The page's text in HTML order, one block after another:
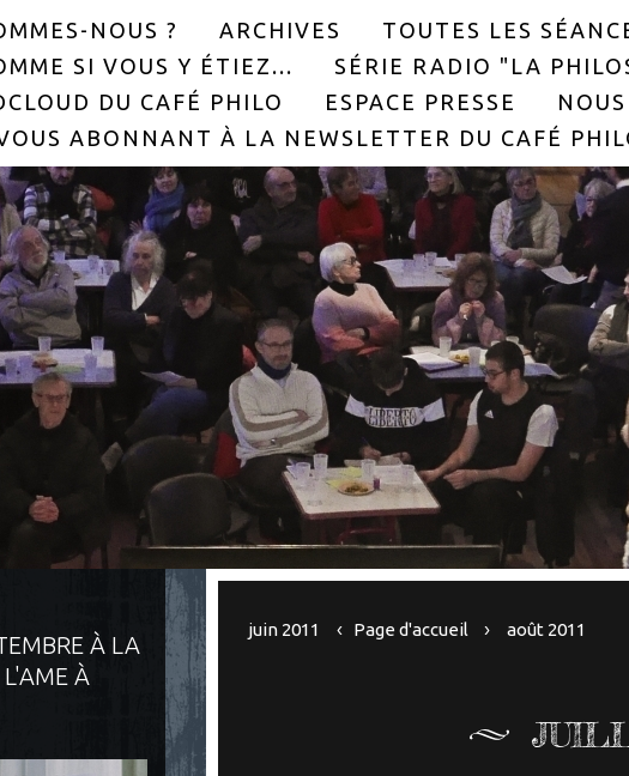
NOUS ? ARCHIVES TOUTES LES
SI VOUS Y ÉTIEZ...
SÉRIE RADIO "LA
DU CAFÉ PHILO
ESPACE PRESSE
ABONNANT À LA NEWSLETTER DU CAFÉ
À LA
À
juin 2011 Page d'accueil août 2011